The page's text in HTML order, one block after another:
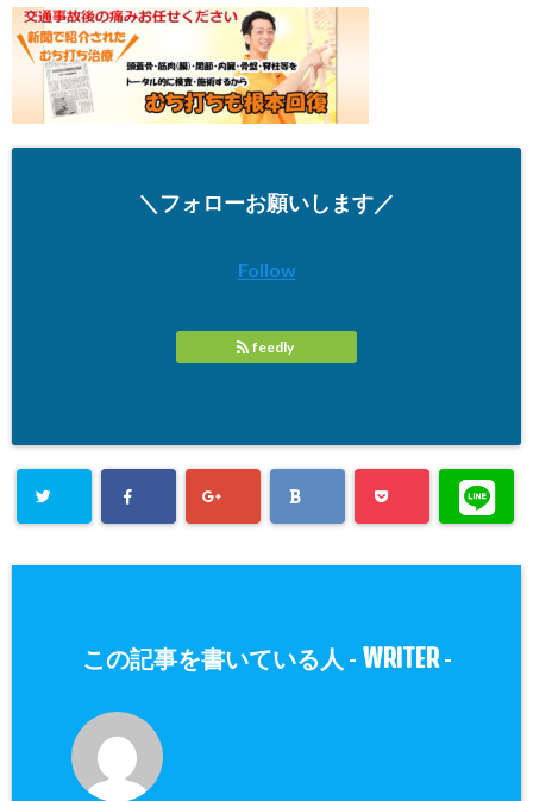
＼フォローお願いします／
Follow
feedly
この記事を書いている人 - WRITER-